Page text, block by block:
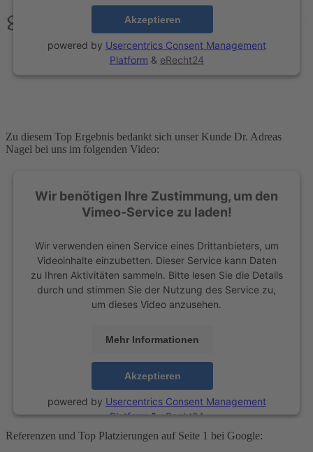
Akzeptieren
powered by Usercentrics Consent Management
Platform & eRecht24
Zu diesem Top Ergebnis bedankt sich unser Kunde Dr. Adreas
Nagel bei uns im folgenden Video:
Wir benötigen Ihre Zustimmung, um den
Vimeo-Service zu laden!
Wir verwenden einen Service eines Drittanbieters, um
Videoinhalte einzubetten. Dieser Service kann Daten
zu Ihren Aktivitäten sammeln. Bitte lesen Sie die Details
durch und stimmen Sie der Nutzung des Service zu,
um dieses Video anzusehen.
Mehr Informationen
Akzeptieren
powered by Usercentrics Consent Management
Platform&eRecht24
Referenzen und Top Platzierungen auf Seite 1 bei Google: